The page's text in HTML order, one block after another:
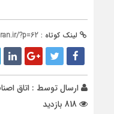
لینک کوتاه : ?p=62
ارسال توسط : اتاق